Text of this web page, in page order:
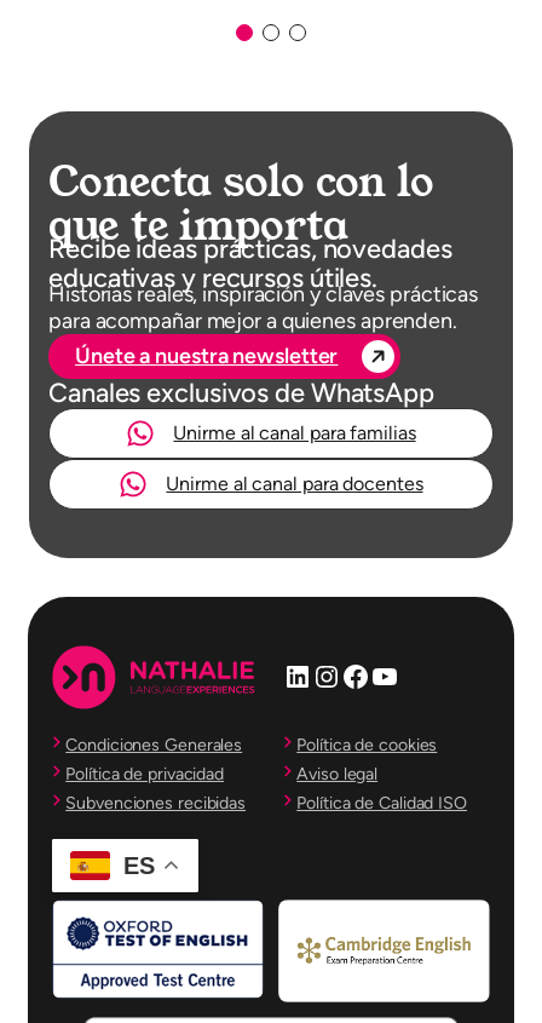
Conecta solo con lo
que te importa
Recibe ideas prácticas, novedades
educativas y recursos útiles.
Historias reales, inspiración y claves prácticas
para acompañar mejor a quienes aprenden.
Únete a nuestra newsletter
Canales exclusivos de WhatsApp
Unirme al canal para familias
Unirme al canal para docentes
LinkedIn
Instagram
Facebook
YouTube
Condiciones Generales
Política de cookies
Política de privacidad
Aviso legal
Subvenciones recibidas
Política de Calidad ISO
ES